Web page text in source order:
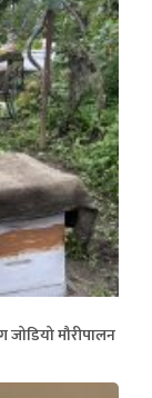
मौरीपालन